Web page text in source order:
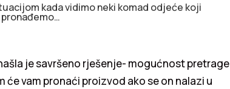
kada vidimo neki komad odjeće koji
je savršeno rješenje- mogućnost pretrage
vam pronaći proizvod ako se on nalazi u